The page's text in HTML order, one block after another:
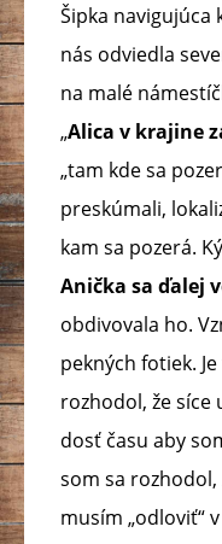
Šipka navigujúca
nás odviedla
na malé
„Alica v krajine
„tam kde sa
preskúmali,
kam sa pozerá.
Anička sa ďalej
obdivovala ho.
pekných fotiek.
rozhodol, že síce
dosť času aby
som sa
musím „odloviť“